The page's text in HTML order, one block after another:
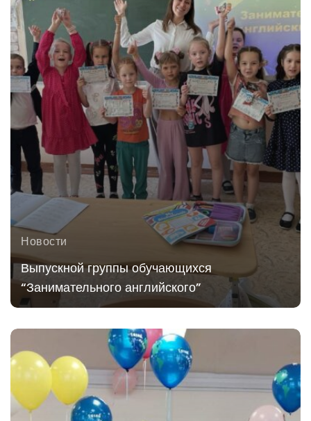
Новости
Выпускной группы обучающихся
“Занимательного английского”